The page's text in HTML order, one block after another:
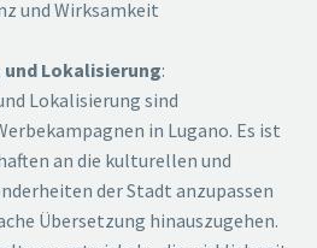
und Wirksamkeit
Lokalisierung:
Lokalisierung sind
in Lugano. Es ist
an die kulturellen und
der Stadt anzupassen
Übersetzung hinauszugehen.